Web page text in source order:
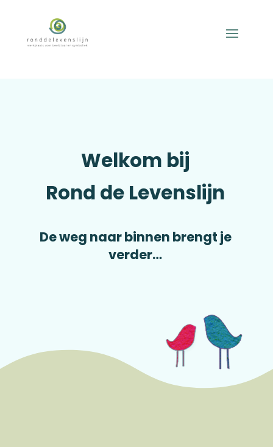
Welkom bij
Rond de Levenslijn
De weg naar binnen brengt je
verder…